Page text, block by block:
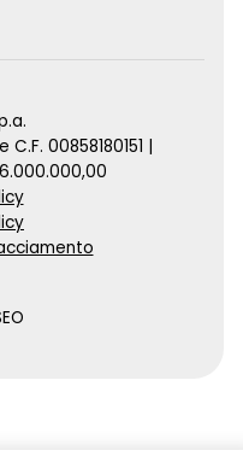
C.F. 00858180151 |